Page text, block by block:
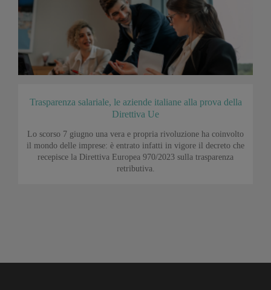
Trasparenza salariale, le aziende italiane alla prova della
Direttiva Ue
Lo scorso 7 giugno una vera e propria rivoluzione ha coinvolto
il mondo delle imprese: è entrato infatti in vigore il decreto che
recepisce la Direttiva Europea 970/2023 sulla trasparenza
retributiva.